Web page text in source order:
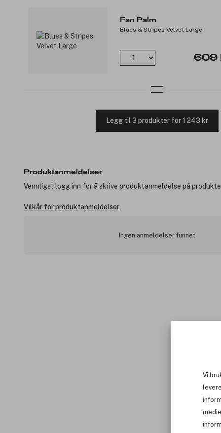
Vi
Fan Palm
Blues & Stripes Velvet Large
609
Legg til 3 produkter for 1 243 kr
Produktanmeldelser
Vennligst logg inn for å skrive produktanmeldelse på
Vilkår for produktanmeldelser
Ingen anmeldelser funnet